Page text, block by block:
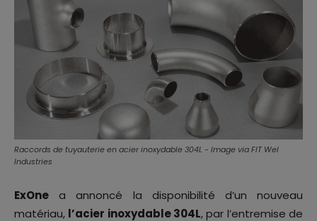
Raccords de tuyauterie en acier inoxydable 304L - Image via FIT Wel
Industries
ExOne a annoncé la disponibilité d’un nouveau
matériau, l’acier inoxydable 304L, par l’entremise de